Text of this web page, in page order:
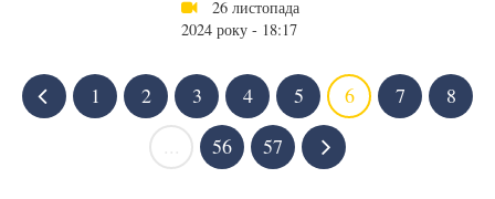
26 листопада
2024 року - 18:17
1 2 3 4 5 6 7
8
56 57